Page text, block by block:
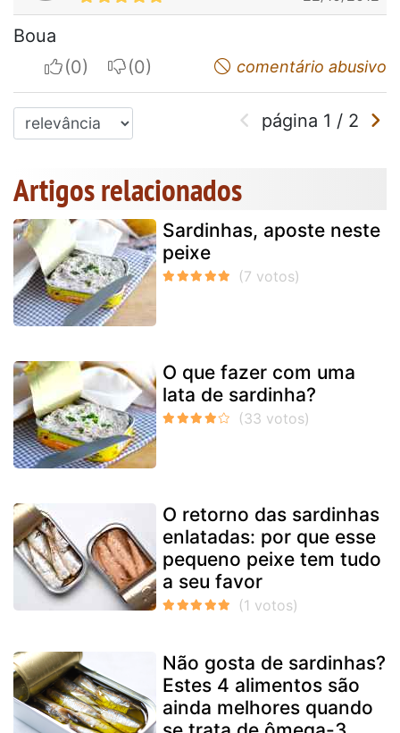
Boua
I apreciateI do not appreciatecomentário abusivo
página 1 / 2
Artigos relacionados
Sardinhas, aposte neste
peixe
O que fazer com uma
lata de sardinha?
O retorno das sardinhas
enlatadas: por que esse
pequeno peixe tem tudo
a seu favor
Não gosta de sardinhas?
Estes 4 alimentos são
ainda melhores quando